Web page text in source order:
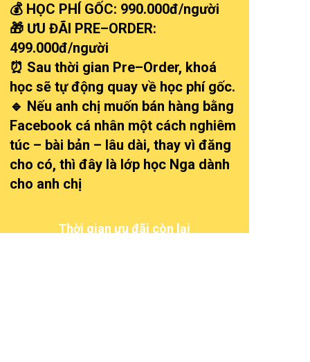
💰 HỌC PHÍ GỐC: 990.000đ/người
🎁 ƯU ĐÃI PRE–ORDER:
499.000đ/người
⏰ Sau thời gian Pre–Order, khoá
học sẽ tự động quay về học phí gốc.
🔹 Nếu anh chị muốn bán hàng bằng
Facebook cá nhân một cách nghiêm
túc – bài bản – lâu dài, thay vì đăng
cho có, thì đây là lớp học Nga dành
cho anh chị
Thời gian ưu đãi còn lại